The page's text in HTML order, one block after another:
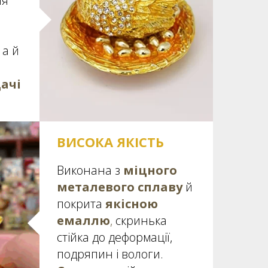
й
ВИСОКА ЯКІСТЬ
Виконана з міцного
металевого сплавуй
покрита якісною
емаллю, скринька
стійка до деформації,
подряпин і вологи.